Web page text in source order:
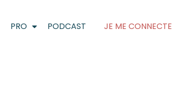
PRO PODCAST JE ME CONNECTE